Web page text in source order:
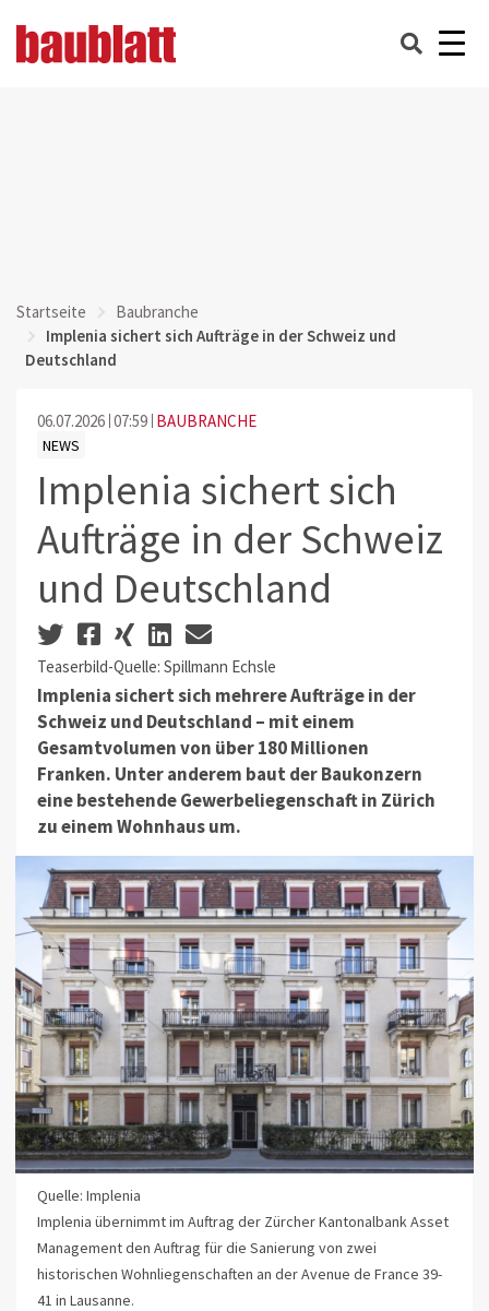
Startseite
Baubranche
Implenia sichert sich Aufträge in der Schweiz und
Deutschland
06.07.2026 07:59 BAUBRANCHE
NEWS
Implenia sichert sich
Aufträge in der Schweiz
und Deutschland
Teaserbild-Quelle: Spillmann Echsle
Implenia sichert sich mehrere Aufträge in der
Schweiz und Deutschland – mit einem
Gesamtvolumen von über 180 Millionen
Franken. Unter anderem baut der Baukonzern
eine bestehende Gewerbeliegenschaft in Zürich
zu einem Wohnhaus um.
Quelle: Implenia
Implenia übernimmt im Auftrag der Zürcher Kantonalbank Asset
Management den Auftrag für die Sanierung von zwei
historischen Wohnliegenschaften an der Avenue de France 39-
41 in Lausanne.